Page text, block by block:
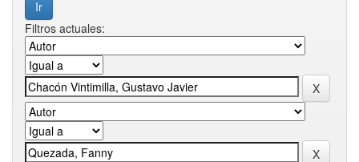
Filtros actuales: